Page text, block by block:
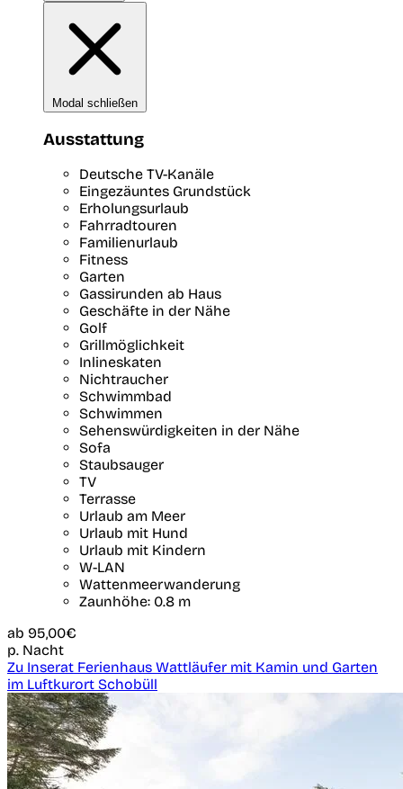
Modal schließen
Ausstattung
Deutsche TV-Kanäle
Eingezäuntes Grundstück
Erholungsurlaub
Fahrradtouren
Familienurlaub
Fitness
Garten
Gassirunden ab Haus
Geschäfte in der Nähe
Golf
Grillmöglichkeit
Inlineskaten
Nichtraucher
Schwimmbad
Schwimmen
Sehenswürdigkeiten in der Nähe
Sofa
Staubsauger
TV
Terrasse
Urlaub am Meer
Urlaub mit Hund
Urlaub mit Kindern
W-LAN
Wattenmeerwanderung
Zaunhöhe: 0.8 m
ab 95,00€
p. Nacht
Zu Inserat Ferienhaus Wattläufer mit Kamin und Garten
im Luftkurort Schobüll